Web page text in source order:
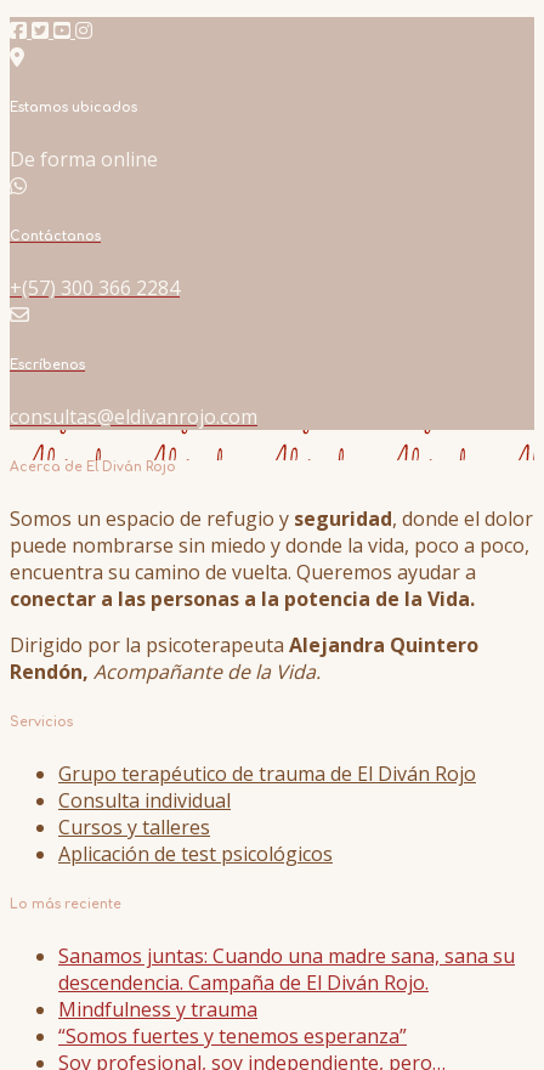
Estamos ubicados
De forma online
Contáctanos
+(57) 300 366 2284
Escríbenos
consultas@eldivanrojo.com
Acerca de El Diván Rojo
Somos un espacio de refugio y seguridad, donde el dolor
puede nombrarse sin miedo y donde la vida, poco a poco,
encuentra su camino de vuelta. Queremos ayudar a
conectar a las personas a la potencia de la Vida.
Dirigido por la psicoterapeuta Alejandra Quintero
Rendón, Acompañante de la Vida.
Servicios
Grupo terapéutico de trauma de El Diván Rojo
Consulta individual
Cursos y talleres
Aplicación de test psicológicos
Lo más reciente
Sanamos juntas: Cuando una madre sana, sana su
descendencia. Campaña de El Diván Rojo.
Mindfulness y trauma
“Somos fuertes y tenemos esperanza”
Soy profesional, soy independiente, pero…